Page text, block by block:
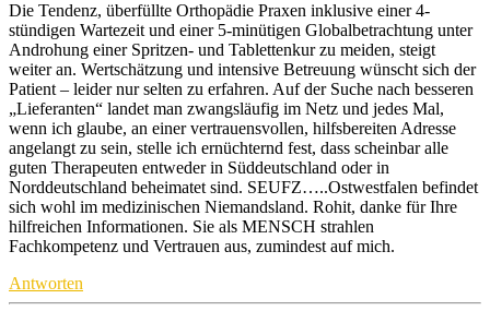
Die Tendenz, überfüllte Orthopädie Praxen inklusive einer 4-
stündigen Wartezeit und einer 5-minütigen Globalbetrachtung unter
Androhung einer Spritzen- und Tablettenkur zu meiden, steigt
weiter an. Wertschätzung und intensive Betreuung wünscht sich der
Patient – leider nur selten zu erfahren. Auf der Suche nach besseren
„Lieferanten“ landet man zwangsläufig im Netz und jedes Mal,
wenn ich glaube, an einer vertrauensvollen, hilfsbereiten Adresse
angelangt zu sein, stelle ich ernüchternd fest, dass scheinbar alle
guten Therapeuten entweder in Süddeutschland oder in
Norddeutschland beheimatet sind. SEUFZ…..Ostwestfalen befindet
sich wohl im medizinischen Niemandsland. Rohit, danke für Ihre
hilfreichen Informationen. Sie als MENSCH strahlen
Fachkompetenz und Vertrauen aus, zumindest auf mich.
Antworten